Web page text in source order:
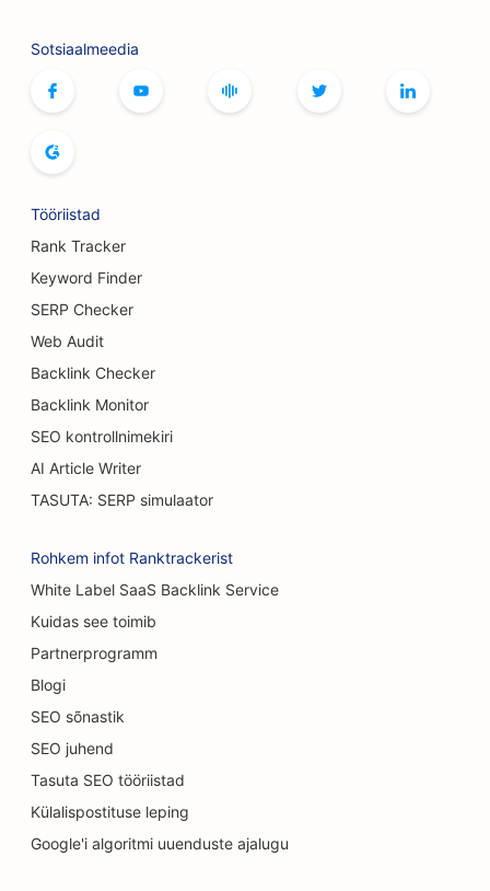
SEO leivaküpsetiste jaoks
SEO rindade suurendamise teenuste jaoks
SEO buffet-restoranidele
SEO Burgeri veoautodele
SEO Koogipoodide jaoks
SEO põletuskirurgidele
SEO autopesulate jaoks
SEO kohvikutele
SEO vaipade ja põrandakattematerjalide
kauplustele
SEO Casual Dining restoranidele
SEO keemilise koorimise teenuste jaoks
SEO kassikohvikutele
SEO puhastusteenuste jaoks
Sotsiaalmeedia
Tööriistad
Rank Tracker
Keyword Finder
SERP Checker
Web Audit
Backlink Checker
Backlink Monitor
SEO kontrollnimekiri
AI Article Writer
TASUTA: SERP simulaator
Rohkem infot Ranktrackerist
White Label SaaS Backlink Service
Kuidas see toimib
Partnerprogramm
Blogi
SEO sõnastik
SEO juhend
Tasuta SEO tööriistad
Külalispostituse leping
Google'i algoritmi uuenduste ajalugu